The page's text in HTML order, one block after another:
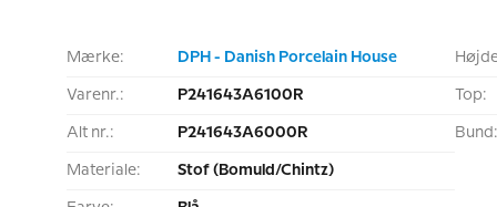
Mærke: DPH - Danish Porcelain House
Varenr.: P241643A6100R
Alt nr.: P241643A6000R
Materiale: Stof (Bomuld/Chintz)
Top:
Bund: